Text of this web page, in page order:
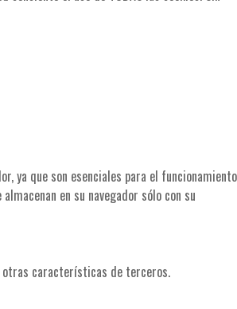
ya que son esenciales para el funcionamiento
en su navegador sólo con su
otras características de terceros.